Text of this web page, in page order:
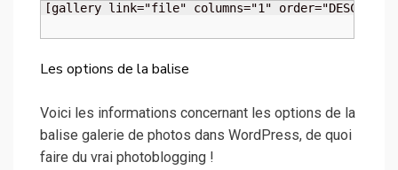
[gallery link="file" columns="1" order="DESC"
Les options de la balise
Voici les informations concernant les options de la
balise galerie de photos dans WordPress, de quoi
faire du vrai photoblogging !